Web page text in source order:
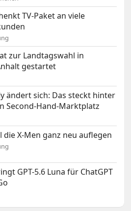
TV-Paket an viele
zur Landtagswahl in
gestartet
ändert sich: Das steckt hinter
Second-Hand-Marktplatz
die X-Men ganz neu auflegen
GPT-5.6 Luna für ChatGPT